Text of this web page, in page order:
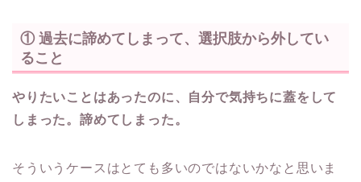
① 過去に諦めてしまって、選択肢から外してい
ること
やりたいことはあったのに、自分で気持ちに蓋をして
しまった。諦めてしまった。
そういうケースはとても多いのではないかなと思いま